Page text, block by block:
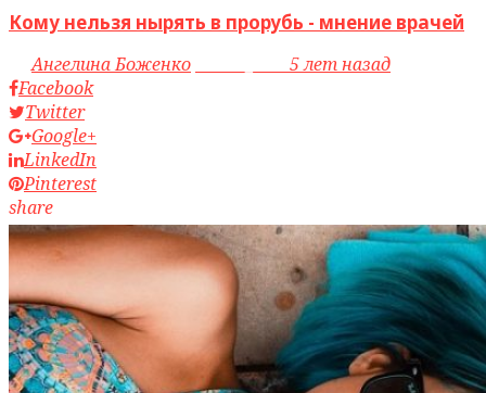
Кому нельзя нырять в прорубь - мнение врачей
byАнгелина Боженко
5 лет назад
Facebook
Twitter
Google+
LinkedIn
Pinterest
share